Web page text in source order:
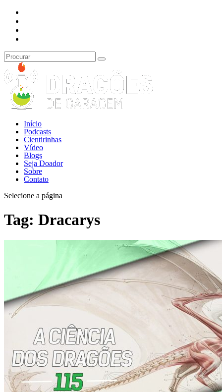
Início
Podcasts
Cientirinhas
Vídeo
Blogs
Seja Doador
Sobre
Contato
Selecione a página
Tag: Dracarys